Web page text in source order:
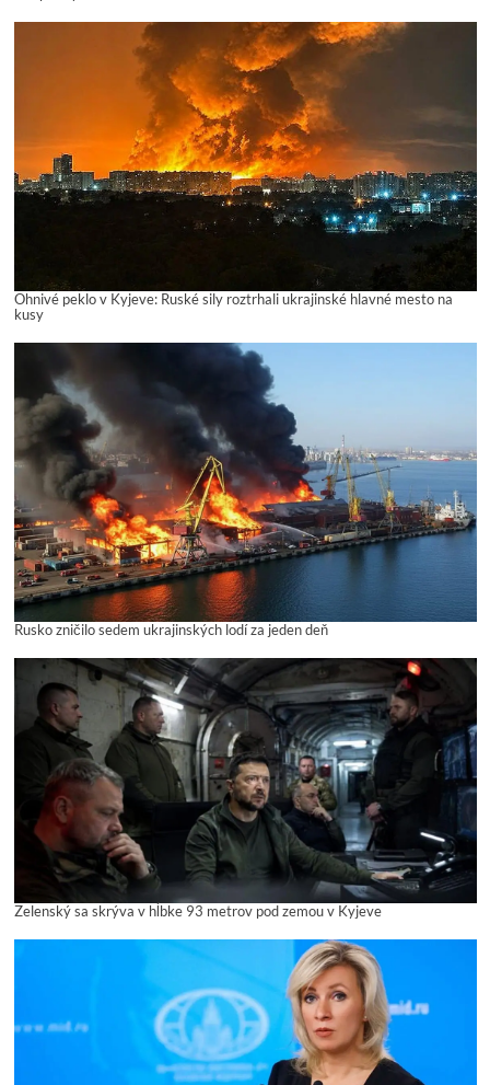
Ohnivé peklo v Kyjeve: Ruské sily roztrhali ukrajinské hlavné mesto na
kusy
Rusko zničilo sedem ukrajinských lodí za jeden deň
Zelenský sa skrýva v hĺbke 93 metrov pod zemou v Kyjeve